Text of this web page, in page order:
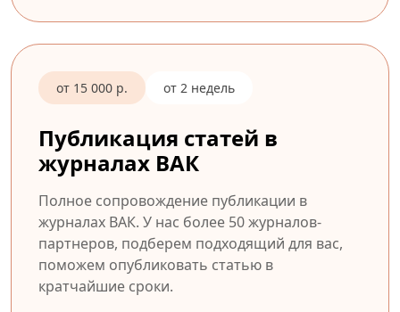
от 15 000 р. от 2 недель
Публикация статей в
журналах ВАК
Полное сопровождение публикации в
журналах ВАК. У нас более 50 журналов-
партнеров, подберем подходящий для вас,
поможем опубликовать статью в
кратчайшие сроки.